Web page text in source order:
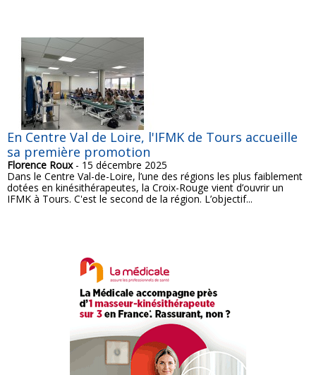
En Centre Val de Loire, l'IFMK de Tours accueille
sa première promotion
Florence Roux- 15 décembre 2025
Dans le Centre Val-de-Loire, l’une des régions les plus faiblement
dotées en kinésithérapeutes, la Croix-Rouge vient d’ouvrir un
IFMK à Tours. C'est le second de la région. L’objectif...